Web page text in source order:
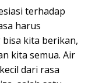
terhadap
harus
kita berikan,
kita semua. Air
dari rasa